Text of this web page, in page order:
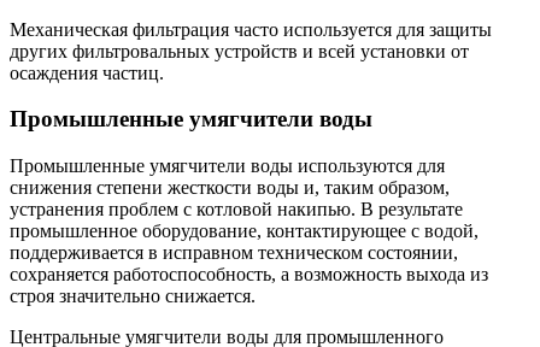
Механическая фильтрация часто используется для защиты
других фильтровальных устройств и всей установки от
осаждения частиц.
Промышленные умягчители воды
Промышленные умягчители воды используются для
снижения степени жесткости воды и, таким образом,
устранения проблем с котловой накипью. В результате
промышленное оборудование, контактирующее с водой,
поддерживается в исправном техническом состоянии,
сохраняется работоспособность, а возможность выхода из
строя значительно снижается.
Центральные умягчители воды для промышленного